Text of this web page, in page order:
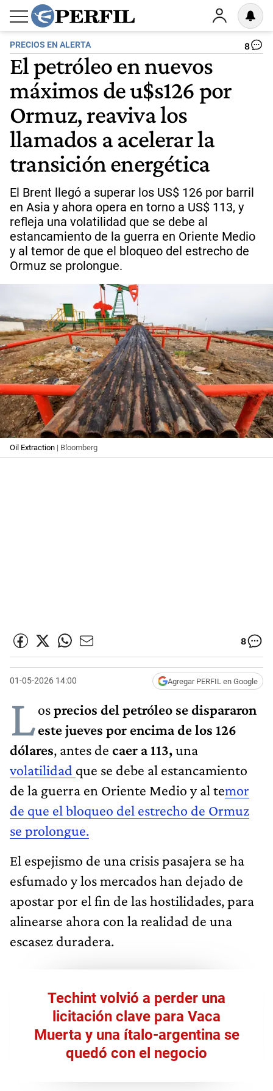
PRECIOS EN ALERTA 8
El petróleo en nuevos
máximos de u$s126 por
Ormuz, reaviva los
llamados a acelerar la
transición energética
El Brent llegó a superar los US$ 126 por barril
en Asia y ahora opera en torno a US$ 113, y
refleja una volatilidad que se debe al
estancamiento de la guerra en Oriente Medio
y al temor de que el bloqueo del estrecho de
Ormuz se prolongue.
Oil Extraction | Bloomberg
8
01-05-2026 14:00 Agregar PERFIL en Google
Losprecios del petróleo se dispararon
este jueves por encima de los 126
dólares, antes de caer a 113,una
volatilidad que se debe al estancamiento
de la guerra en Oriente Medio y al temor
de que el bloqueo del estrecho de Ormuz
se prolongue.
El espejismo de una crisis pasajera se ha
esfumado y los mercados han dejado de
apostar por el fin de las hostilidades, para
alinearse ahora con la realidad de una
escasez duradera.
Techint volvió a perder una
licitación clave para Vaca
Muerta y una ítalo-argentina se
quedó con el negocio